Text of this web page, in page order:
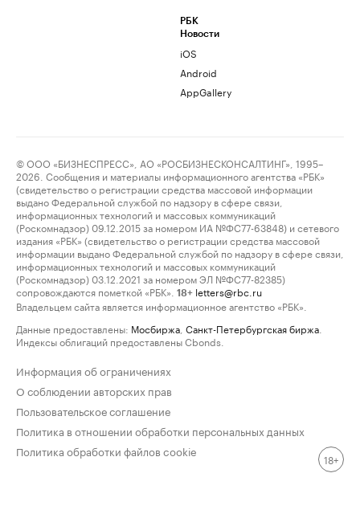
РБК
Новости
iOS
Android
AppGallery
© ООО «БИЗНЕСПРЕСС», АО «РОСБИЗНЕСКОНСАЛТИНГ», 1995–
2026. Сообщения и материалы информационного агентства «РБК»
(свидетельство о регистрации средства массовой информации
выдано Федеральной службой по надзору в сфере связи,
информационных технологий и массовых коммуникаций
(Роскомнадзор) 09.12.2015 за номером ИА №ФС77-63848) и сетевого
издания «РБК» (свидетельство о регистрации средства массовой
информации выдано Федеральной службой по надзору в сфере связи,
информационных технологий и массовых коммуникаций
(Роскомнадзор) 03.12.2021 за номером ЭЛ №ФС77-82385)
сопровождаются пометкой «РБК».
18+ letters@rbc.ru
Владельцем сайта является информационное агентство «РБК».
Данные предоставлены: Мосбиржа Санкт-Петербургская биржа
Индексы облигаций предоставлены Cbonds.
Информация об ограничениях
О соблюдении авторских прав
Пользовательское соглашение
Политика в отношении обработки персональных данных
Политика обработки файлов cookie
18+